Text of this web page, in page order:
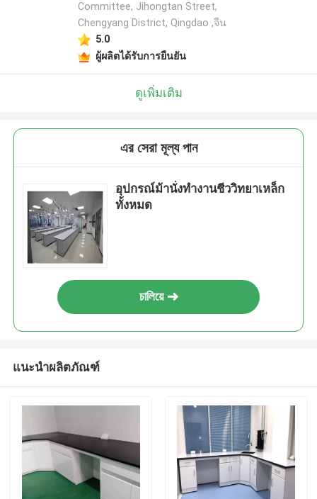
Committee, Jihongtan Street,
Chengyang District, Qingdao ,จีน
5.0
ผู้ผลิตได้รับการยืนยัน
ดูเพิ่มเติม
এর সেরা মূল্য পান
อุปกรณ์ม้านั่งทำงานชีววิทยาเหล็ก
ทั้งหมด
চালিয়ে
แนะนำผลิตภัณฑ์